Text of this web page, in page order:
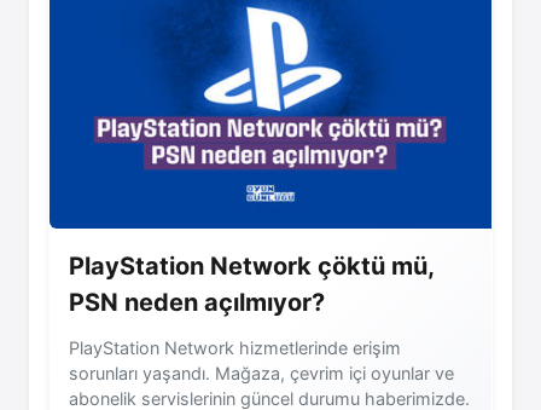
PlayStation Network çöktü mü,
PSN neden açılmıyor?
PlayStation Network hizmetlerinde erişim
sorunları yaşandı. Mağaza, çevrim içi oyunlar ve
abonelik servislerinin güncel durumu haberimizde.